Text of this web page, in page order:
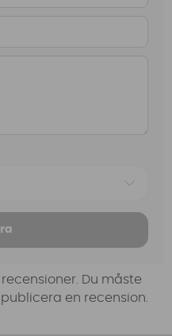
Du måste
en recension.